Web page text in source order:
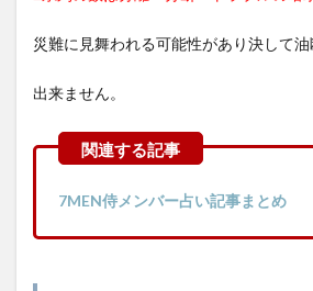
災難に見舞われる可能性があり決して油
出来ません。
7MEN侍メンバー占い記事まとめ